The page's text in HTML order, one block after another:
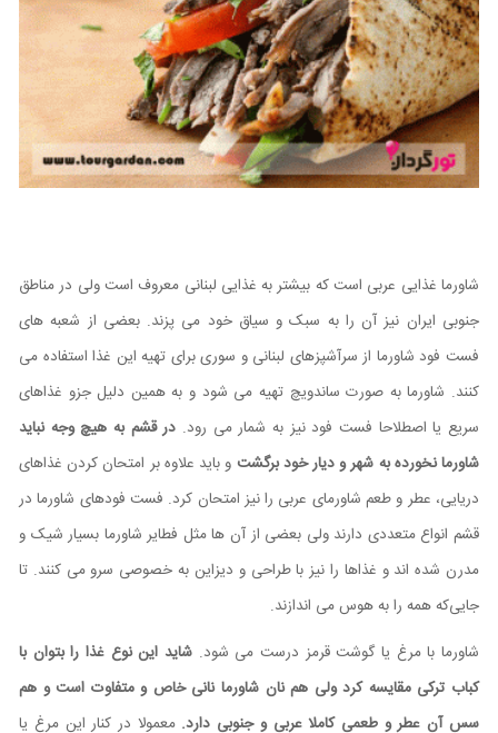
شاورما غذایی عربی است که بیشتر به غذایی لبنانی معروف است ولی در مناطق
جنوبی ایران نیز آن را به سبک و سیاق خود می پزند. بعضی از شعبه های
فست فود شاورما از سرآشپزهای لبنانی و سوری برای تهیه این غذا استفاده می
کنند. شاورما به صورت ساندویچ تهیه می شود و به همین دلیل جزو غذاهای
سریع یا اصطلاحا فست فود نیز به شمار می رود. در قشم به هیچ وجه نباید
شاورما نخورده به شهر و دیار خود برگشت و باید علاوه بر امتحان کردن غذاهای
دریایی، عطر و طعم شاورمای عربی را نیز امتحان کرد. فست فودهای شاورما در
قشم انواع متعددی دارند ولی بعضی از آن ها مثل فطایر شاورما بسیار شیک و
مدرن شده اند و غذاها را نیز با طراحی و دیزاین به خصوصی سرو می کنند. تا
جایی‌که همه را به هوس می اندازند.
شاورما با مرغ یا گوشت قرمز درست می شود. شاید این نوع غذا را بتوان با
کباب ترکی مقایسه کرد ولی هم نان شاورما نانی خاص و متفاوت است و هم
سس آن عطر و طعمی کاملا عربی و جنوبی دارد. معمولا در کنار این مرغ یا